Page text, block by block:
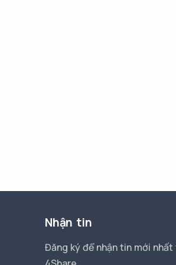
Nhận tin
Đăng ký để nhận tin mới